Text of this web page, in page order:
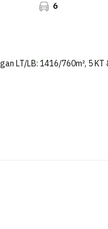
6
LT/LB: 1416/760m², 5 KT